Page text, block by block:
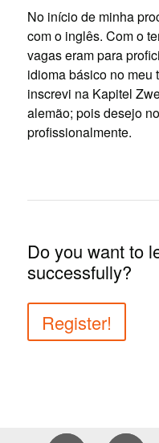
No início de minha
com o inglês. Com o
vagas eram para
idioma básico no meu
inscrevi na Kapitel
alemão; pois desejo
profissionalmente.
Do you want to
successfully?
Register!